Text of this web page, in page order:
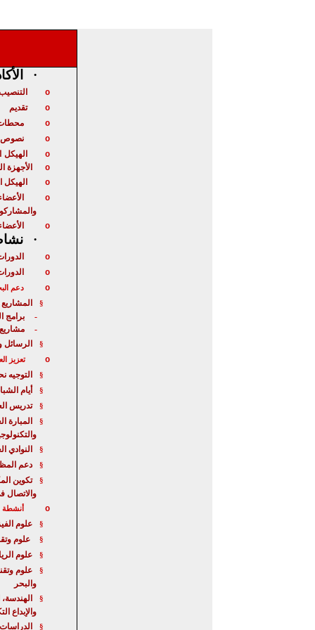
·
o
o تقديم
o محطات
o نصوص
o الهيكل
o الأجهزة
o الهيكل
o
o
·
o
o
o
دعم
§
- برامج
- مشاريع
§ الرسائل
o
تعزيز
§
التوجيه
§ أيام
§ تدريس
§ المبارة
§ النوادي
§ دعم
§
تكوين
والاتصال
o
أنشطة
§
علوم
§ علوم
§ علوم
§
علوم
والبحر
§
والإبداع
§